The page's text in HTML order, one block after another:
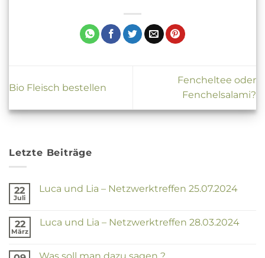
Bio Fleisch bestellen
Fencheltee oder
Fenchelsalami?
Letzte Beiträge
22
Juli
Luca und Lia – Netzwerktreffen 25.07.2024
Luca
Netzwerktreffen
22
März
Luca und Lia – Netzwerktreffen 28.03.2024